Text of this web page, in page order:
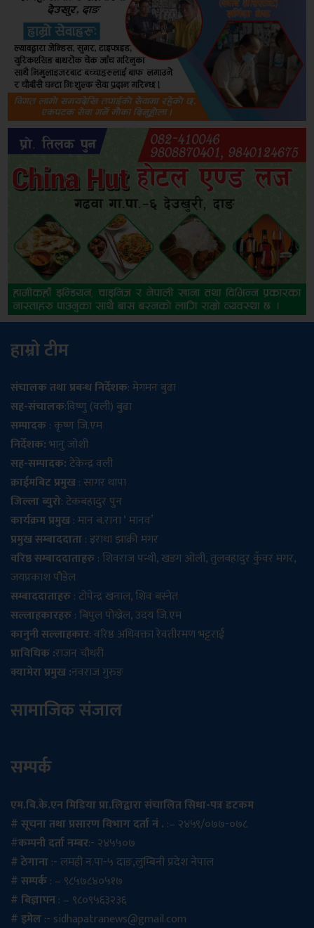
हाम्रो टीम
संचालक तथा प्रबन्ध निर्देशक: मेगमन बुढा
सह-संचालक:विष्णु (वली) बुढा
सम्पादक: कृष्ण जि.एम
निर्देशक:भानु जोशी
सह-सम्पादक:टेकेन्द्र वली
क्राईमबिट प्रमुख: सागर थापा
जिल्ला ब्युरो: टेकबहादुर पुन
कार्यक्रम प्रमुख: मान ब.राना ‘ मानव’
प्रमुख सम्बाददाता: इराधा झाक्री मगर
वरिष्ठ सम्बाददाताहरु: शिवराज पन्थी, खडग ओली, तुलबहादुर कुँवर मगर,
जयप्रकाश पौडेल
सम्बाददाताहरु: टोपेन्द्र खनाल, शिव बस्नेत
सल्लाहकारहरु: बिपुल पोख्रेल, उदय जि.एम
कानुनी सल्लाहकार: वरिष्ठ अधिवक्ता रेवतीरमण भट्टराई
प्राविधिक :राजन चौधरी
क्यामेरा प्रमुख :नवराज गुरुङ
सामाजिक संजाल
सम्पर्क
एम.बि.के.एन मिडिया प्रा.लिद्वारा संचालित सिधा-पत्र डटकम
# सूचना तथा प्रसारण विभाग दर्ता नं . :– २४५९/०७७-०७८
#कम्पनी दर्ता नम्बर:- २४५५०७
# ठेगाना:- लमही न.पा-५ दाङ,लुम्बिनी प्रदेश नेपाल
# सम्पर्क: – ९८५७८४०५१७
# बिज्ञापन: – ९८०९५६३२३६
# इमेल:- sidhapatranews@gmail.com